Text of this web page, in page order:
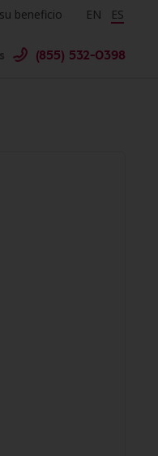
beneficio Change
EN ES
(855) 532-0398